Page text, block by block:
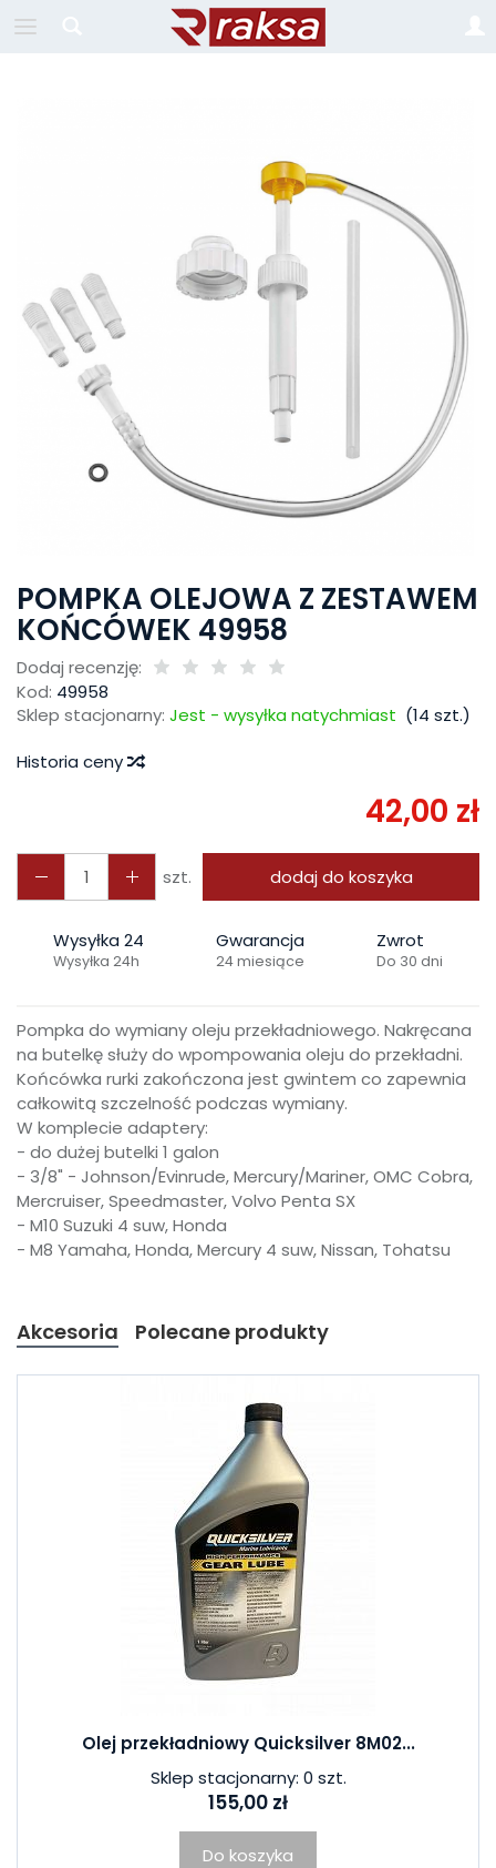
POMPKA OLEJOWA Z ZESTAWEM
KOŃCÓWEK 49958
Dodaj recenzję:
Kod: 49958
Sklep stacjonarny: Jest - wysyłka natychmiast (14 szt.)
Historia ceny
42,00 zł
szt. dodaj do koszyka
Wysyłka 24
Wysyłka 24h
Gwarancja
24 miesiące
Zwrot
Do 30 dni
Pompka do wymiany oleju przekładniowego. Nakręcana
na butelkę służy do wpompowania oleju do przekładni.
Końcówka rurki zakończona jest gwintem co zapewnia
całkowitą szczelność podczas wymiany.
W komplecie adaptery:
- do dużej butelki 1 galon
- 3/8" - Johnson/Evinrude, Mercury/Mariner, OMC Cobra,
Mercruiser, Speedmaster, Volvo Penta SX
- M10 Suzuki 4 suw, Honda
- M8 Yamaha, Honda, Mercury 4 suw, Nissan, Tohatsu
Akcesoria Polecane produkty
Olej przekładniowy Quicksilver 8M02...
Sklep stacjonarny: 0 szt.
155,00 zł
Do koszyka